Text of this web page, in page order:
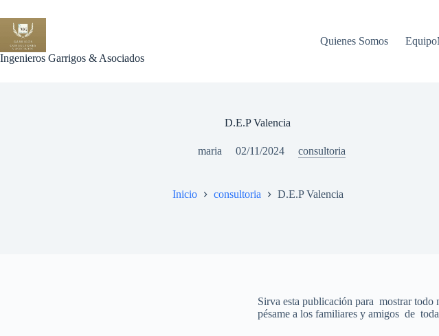
al
contenido
Ingenieros Garrigos & Asociados
Quienes Somos
D.E.P Valencia
maria 02/11/2024 consultoria
Inicio consultoria D.E.P Valencia
Sirva esta publicación para mostrar
pésame a los familiares y amigos de